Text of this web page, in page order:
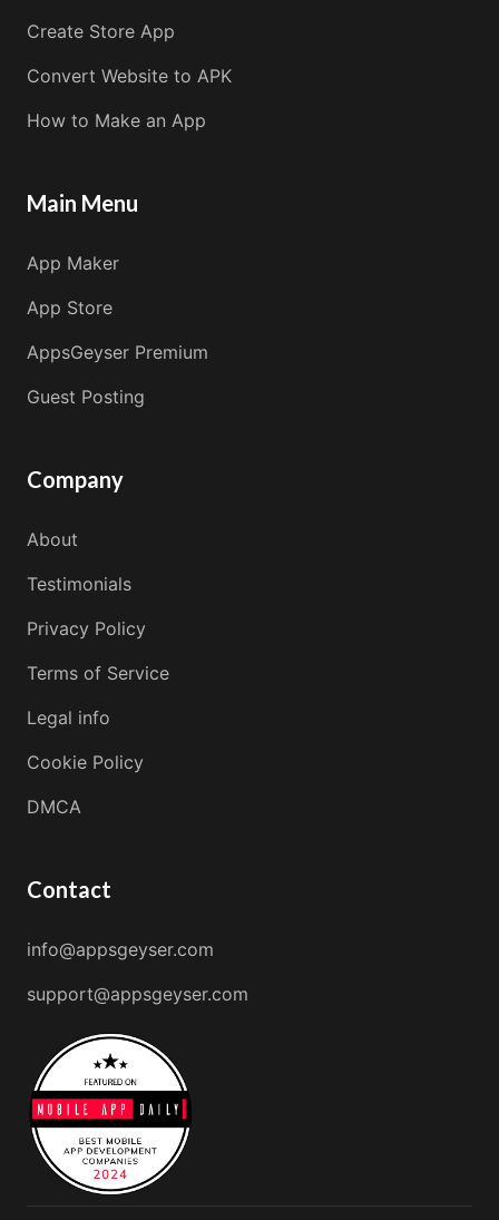
Create Store App
Convert Website to APK
How to Make an App
Main Menu
App Maker
App Store
AppsGeyser Premium
Guest Posting
Company
About
Testimonials
Privacy Policy
Terms of Service
Legal info
Cookie Policy
DMCA
Contact
info@appsgeyser.com
support@appsgeyser.com